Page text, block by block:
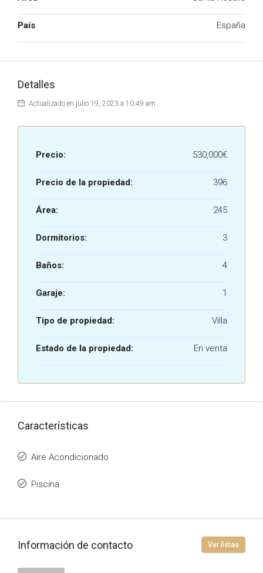
País España
Detalles
Actualizado en julio 19, 2023 a 10:49 am
Precio: 530,000€
Precio de la propiedad: 396
Área: 245
Dormitorios: 3
Baños: 4
Garaje: 1
Tipo de propiedad: Villa
Estado de la propiedad: En venta
Características
Aire Acondicionado
Piscina
Información de contacto Ver listas